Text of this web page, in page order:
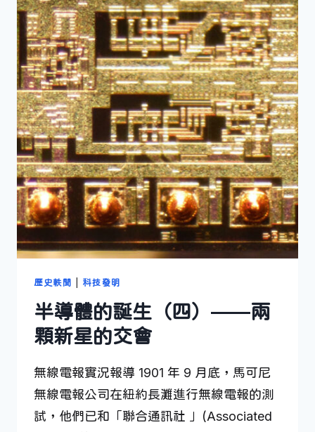
世
120
週
年
歷史軼聞 科技發明
半導體的誕生（四）——兩
顆新星的交會
無線電報實況報導 1901 年 9 月底，馬可尼
無線電報公司在紐約長灘進行無線電報的測
試，他們已和「聯合通訊社 」(Associated